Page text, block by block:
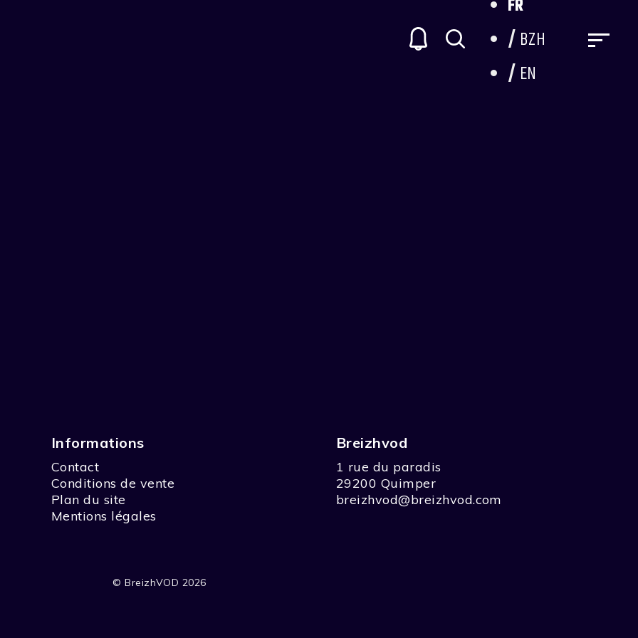
FR
BZH
EN
Informations
Contact
Conditions de vente
Plan du site
Mentions légales
Breizhvod
1 rue du paradis
29200 Quimper
breizhvod@breizhvod.com
© BreizhVOD 2026